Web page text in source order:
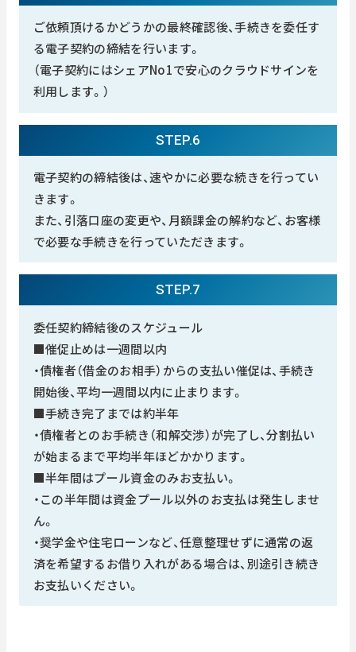
ご依頼頂けるかどうかの最終確認後、手続きを委任す
る電子契約の締結を行います。
（電子契約にはシェアNo1で安心のクラウドサインを
利用します。）
STEP.6
電子契約の締結後は、速やかに必要な続きを行ってい
きます。
また、引落口座の変更や、月額課金の解約など、お客様
で必要な手続きを行っていただきます。
STEP.7
委任契約締結後のスケジュール
■催促止めは一週間以内
・債権者（借金のお相手）からの支払い催促は、手続き
開始後、平均一週間以内に止まります。
■手続き完了までは約半年
・債権者とのお手続き（和解交渉）が完了し、分割払い
が始まるまで平均半年ほどかかります。
■半年間はプール資金のみお支払い。
・この半年間は資金プール以外のお支払は発生しませ
ん。
・奨学金や住宅ローンなど、任意整理せずに通常の返
済を希望するお借り入れがある場合は、別途引き続き
お支払いください。